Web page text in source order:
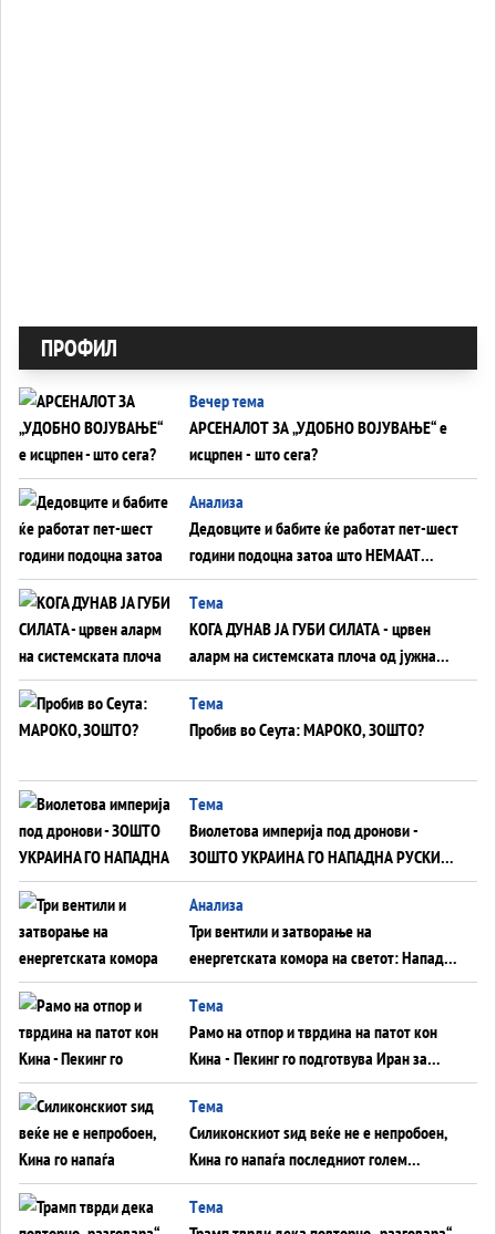
ПРОФИЛ
Вечер тема
АРСЕНАЛОТ ЗА „УДОБНО ВОЈУВАЊЕ“ е
исцрпен - што сега?
Анализа
Дедовците и бабите ќе работат пет-шест
години подоцна затоа што НЕМААТ
ВНУЦИ ДА ГИ ЗАМЕНАТ
Tема
КОГА ДУНАВ ЈА ГУБИ СИЛАТА - црвен
аларм на системската плоча од јужна
Германија до Црното Море...
Tема
Пробив во Сеута: МАРОКО, ЗОШТО?
Tема
Виолетова империја под дронови -
ЗОШТО УКРАИНА ГО НАПАДНА РУСКИОТ
WILDBERRIES
Aнализа
Три вентили и затворање на
енергетската комора на светот: Нападот
во Суец најавува глобален енергетски
инфаркт?
Tема
Рамо на отпор и тврдина на патот кон
Кина - Пекинг го подготвува Иран за
американска копнена инвазија
Tема
Силиконскиот ѕид веќе не е непробоен,
Кина го напаѓа последниот голем
монопол на Западот?
Tема